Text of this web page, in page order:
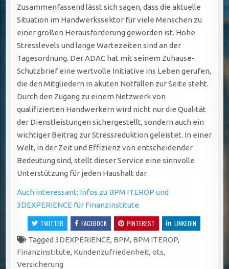
Zusammenfassend lässt sich sagen, dass die aktuelle
Situation im Handwerkssektor für viele Menschen zu
einer großen Herausforderung geworden ist. Hohe
Stresslevels und lange Wartezeiten sind an der
Tagesordnung. Der ADAC hat mit seinem Zuhause-
Schutzbrief eine wertvolle Initiative ins Leben gerufen,
die den Mitgliedern in akuten Notfällen zur Seite steht.
Durch den Zugang zu einem Netzwerk von
qualifizierten Handwerkern wird nicht nur die Qualität
der Dienstleistungen sichergestellt, sondern auch ein
wichtiger Beitrag zur Stressreduktion geleistet. In einer
Welt, in der Zeit und Effizienz von entscheidender
Bedeutung sind, stellt dieser Service eine sinnvolle
Unterstützung für jeden Haushalt dar.
Auch interessant: Infos zu BPM ITEROP und
3DEXPERIENCE für Finanzinstitute.
TWITTER FACEBOOK PINTEREST
LINKEDIN
Tagged3DEXPERIENCE, BPM, BPM ITEROP,
Finanzinstitute, Kundenzufriedenheit,ots,
Versicherung